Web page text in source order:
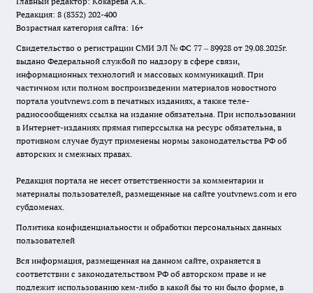
Редакция: 8 (8352) 202-400
Возрастная категория сайта: 16+
Свидетельство о регистрации СМИ ЭЛ № ФС 77 – 89928 от 29.08.2025г.
выдано Федеральной службой по надзору в сфере связи,
информационных технологий и массовых коммуникаций. При
частичном или полном воспроизведении материалов новостного
портала youtvnews.com в печатных изданиях, а также теле-
радиосообщениях ссылка на издание обязательна. При использовании
в Интернет-изданиях прямая гиперссылка на ресурс обязательна, в
противном случае будут применены нормы законодательства РФ об
авторских и смежных правах.
Редакция портала не несет ответственности за комментарии и
материалы пользователей, размещенные на сайте youtvnews.com и его
субдоменах.
Политика конфиденциальности и обработки персональных данных
пользователей
Вся информация, размещенная на данном сайте, охраняется в
соответствии с законодательством РФ об авторском праве и не
подлежит использованию кем-либо в какой бы то ни было форме, в